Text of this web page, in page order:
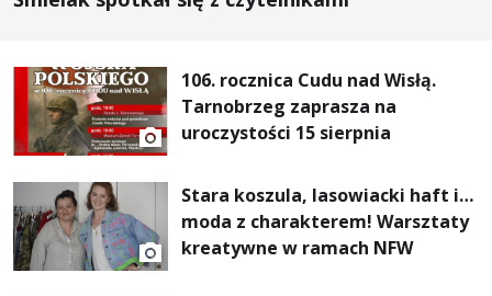
106. rocznica Cudu nad Wisłą.
Tarnobrzeg zaprasza na
uroczystości 15 sierpnia
Stara koszula, lasowiacki haft i…
moda z charakterem! Warsztaty
kreatywne w ramach NFW